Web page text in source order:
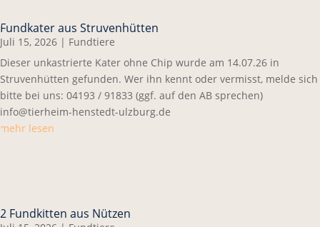
Fundkater aus Struvenhütten
Juli 15, 2026 | Fundtiere
Dieser unkastrierte Kater ohne Chip wurde am 14.07.26 in
Struvenhütten gefunden. Wer ihn kennt oder vermisst, melde sich
bitte bei uns: 04193 / 91833 (ggf. auf den AB sprechen)
info@tierheim-henstedt-ulzburg.de
mehr lesen
2 Fundkitten aus Nützen